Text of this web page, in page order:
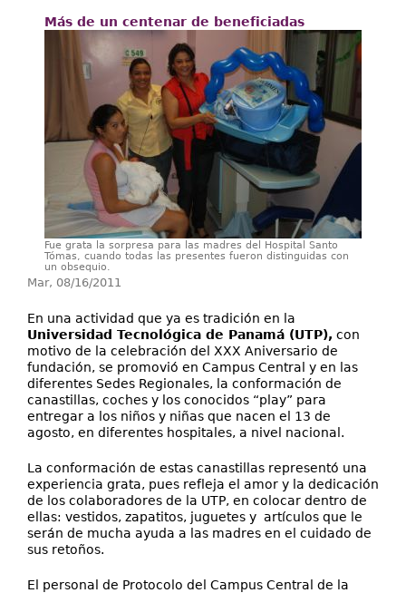
Centros Regionales
Servicios
Internacional
Transparencia
Más de un centenar de beneficiadas
Fue grata la sorpresa para las madres del Hospital Santo
Tómas, cuando todas las presentes fueron distinguidas con
un obsequio.
Mar, 08/16/2011
En una actividad que ya es tradición en la
Universidad Tecnológica de Panamá (UTP), con
motivo de la celebración del XXX Aniversario de
fundación, se promovió en Campus Central y en las
diferentes Sedes Regionales, la conformación de
canastillas, coches y los conocidos “play” para
entregar a los niños y niñas que nacen el 13 de
agosto, en diferentes hospitales, a nivel nacional.
La conformación de estas canastillas representó una
experiencia grata, pues refleja el amor y la dedicación
de los colaboradores de la UTP, en colocar dentro de
ellas: vestidos, zapatitos, juguetes y artículos que le
serán de mucha ayuda a las madres en el cuidado de
sus retoños.
El personal de Protocolo del Campus Central de la